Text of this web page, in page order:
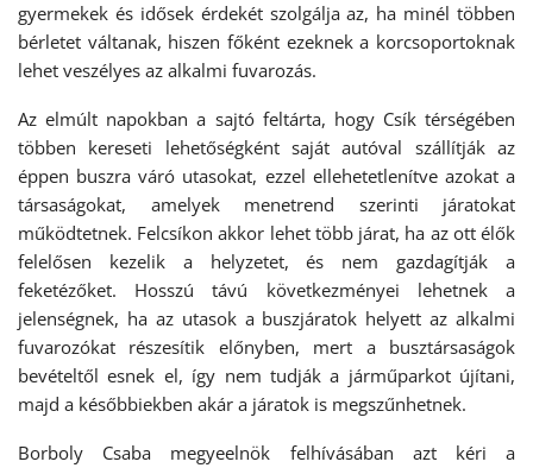
gyermekek és idősek érdekét szolgálja az, ha minél többen
bérletet váltanak, hiszen főként ezeknek a korcsoportoknak
lehet veszélyes az alkalmi fuvarozás.
Az elmúlt napokban a sajtó feltárta, hogy Csík térségében
többen kereseti lehetőségként saját autóval szállítják az
éppen buszra váró utasokat, ezzel ellehetetlenítve azokat a
társaságokat, amelyek menetrend szerinti járatokat
működtetnek. Felcsíkon akkor lehet több járat, ha az ott élők
felelősen kezelik a helyzetet, és nem gazdagítják a
feketézőket. Hosszú távú következményei lehetnek a
jelenségnek, ha az utasok a buszjáratok helyett az alkalmi
fuvarozókat részesítik előnyben, mert a busztársaságok
bevételtől esnek el, így nem tudják a járműparkot újítani,
majd a későbbiekben akár a járatok is megszűnhetnek.
Borboly Csaba megyeelnök felhívásában azt kéri a